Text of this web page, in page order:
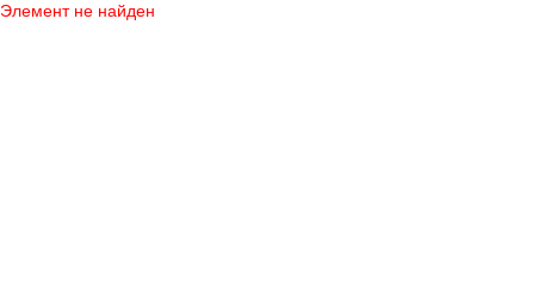
Элемент не найден